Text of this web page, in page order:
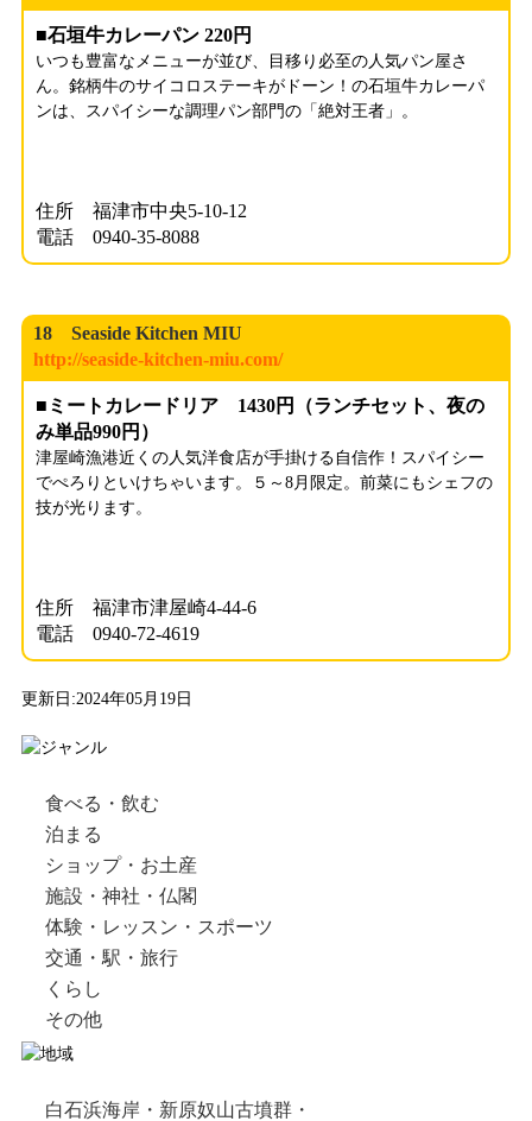
■石垣牛カレーパン 220円
いつも豊富なメニューが並び、目移り必至の人気パン屋さ
ん。銘柄牛のサイコロステーキがドーン！の石垣牛カレーパ
ンは、スパイシーな調理パン部門の「絶対王者」。
住所 福津市中央5-10-12
電話 0940-35-8088
18 Seaside Kitchen MIU
http://seaside-kitchen-miu.com/
■ミートカレードリア 1430円（ランチセット、夜の
み単品990円）
津屋崎漁港近くの人気洋食店が手掛ける自信作！スパイシー
でぺろりといけちゃいます。５～8月限定。前菜にもシェフの
技が光ります。
住所 福津市津屋崎4-44-6
電話 0940-72-4619
更新日:2024年05月19日
食べる・飲む
泊まる
ショップ・お土産
施設・神社・仏閣
体験・レッスン・スポーツ
交通・駅・旅行
くらし
その他
白石浜海岸・新原奴山古墳群・